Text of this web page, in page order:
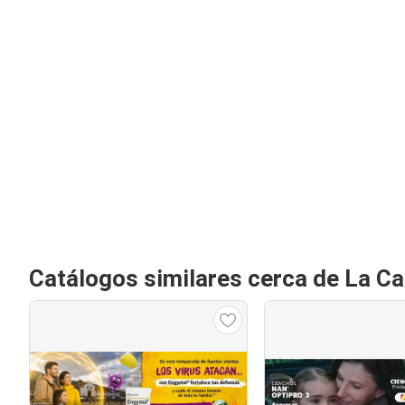
Catálogos similares cerca de La